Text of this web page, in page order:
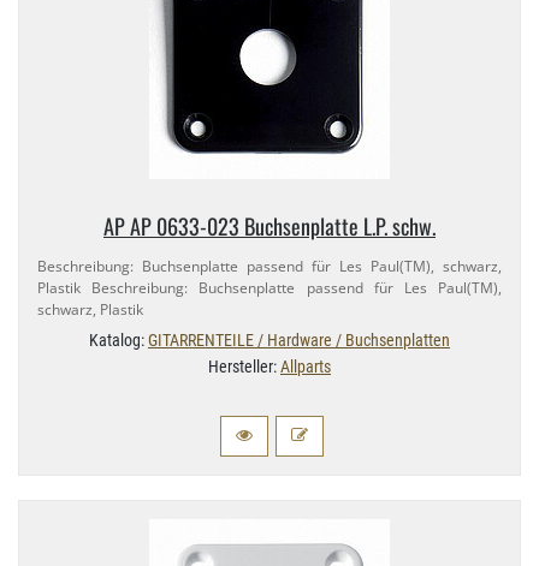
AP AP 0633-​023 Buchsenplatte L.​P. schw.
Beschreibung: Buchsenplatte passend für Les Paul(TM), schwarz,
Plastik Beschreibung: Buchsenplatte passend für Les Paul(TM),
schwarz, Plastik
Katalog:GITARRENTEILE / Hardware / Buchsenplatten
Hersteller:Allparts